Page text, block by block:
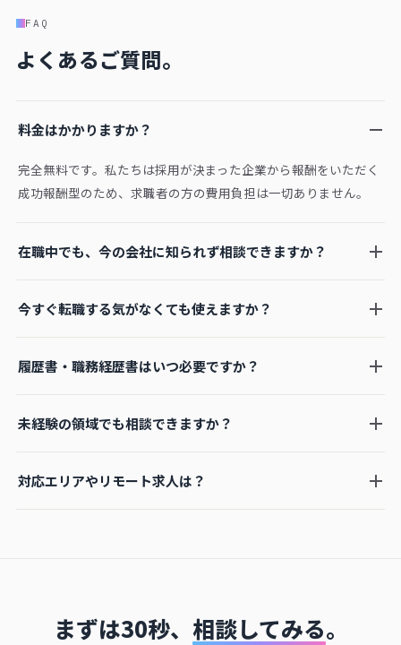
FAQ
よくあるご質問。
料金はかかりますか？
完全無料です。私たちは採用が決まった企業から報酬をいただく
成功報酬型のため、求職者の方の費用負担は一切ありません。
在職中でも、今の会社に知られず相談できますか？
今すぐ転職する気がなくても使えますか？
履歴書・職務経歴書はいつ必要ですか？
未経験の領域でも相談できますか？
対応エリアやリモート求人は？
まずは30秒、 相談してみる。